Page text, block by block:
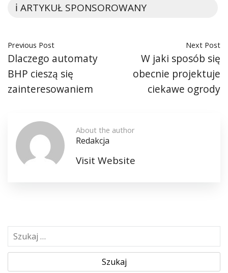
ℹ️ ARTYKUŁ SPONSOROWANY
Previous Post
Dlaczego automaty
BHP cieszą się
zainteresowaniem
Next Post
W jaki sposób się
obecnie projektuje
ciekawe ogrody
About the author
Redakcja
Visit Website
z
k